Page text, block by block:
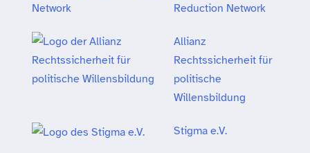
Reduction Network
Allianz
Rechtssicherheit für
politische
Willensbildung
Stigma e.V.